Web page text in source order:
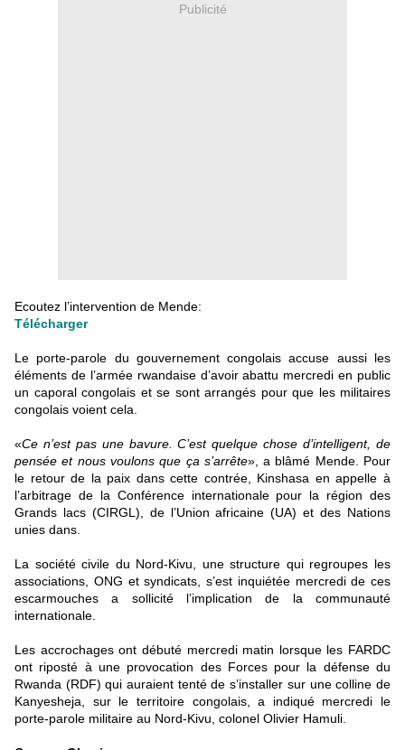
Publicité
Ecoutez l’intervention de Mende:
Télécharger
Le porte-parole du gouvernement congolais accuse aussi les
éléments de l’armée rwandaise d’avoir abattu mercredi en public
un caporal congolais et se sont arrangés pour que les militaires
congolais voient cela.
«Ce n’est pas une bavure. C’est quelque chose d’intelligent, de
pensée et nous voulons que ça s’arrête», a blâmé Mende. Pour
le retour de la paix dans cette contrée, Kinshasa en appelle à
l’arbitrage de la Conférence internationale pour la région des
Grands lacs (CIRGL), de l’Union africaine (UA) et des Nations
unies dans.
La société civile du Nord-Kivu, une structure qui regroupes les
associations, ONG et syndicats, s’est inquiétée mercredi de ces
escarmouches a sollicité l’implication de la communauté
internationale.
Les accrochages ont débuté mercredi matin lorsque les FARDC
ont riposté à une provocation des Forces pour la défense du
Rwanda (RDF) qui auraient tenté de s’installer sur une colline de
Kanyesheja, sur le territoire congolais, a indiqué mercredi le
porte-parole militaire au Nord-Kivu, colonel Olivier Hamuli.